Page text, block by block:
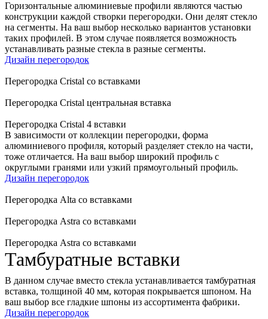
Горизонтальные алюминиевые профили являются частью
конструкции каждой створки перегородки. Они делят стекло
на сегменты. На ваш выбор несколько вариантов установки
таких профилей. В этом случае появляется возможность
устанавливать разные стекла в разные сегменты.
Дизайн перегородок
Перегородка Cristal со вставками
Перегородка Cristal центральная вставка
Перегородка Cristal 4 вставки
В зависимости от коллекции перегородки, форма
алюминиевого профиля, который разделяет стекло на части,
тоже отличается. На ваш выбор широкий профиль с
округлыми гранями или узкий прямоугольный профиль.
Дизайн перегородок
Перегородка Alta со вставками
Перегородка Astra со вставками
Перегородка Astra со вставками
Тамбуратные вставки
В данном случае вместо стекла устанавливается тамбуратная
вставка, толщиной 40 мм, которая покрывается шпоном. На
ваш выбор все гладкие шпоны из ассортимента фабрики.
Дизайн перегородок